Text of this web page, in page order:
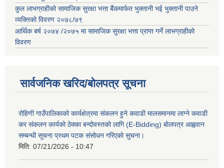
कुल लाभग्राहीको सामाजिक सुरक्षा भत्ता बैंकमार्फत भुक्तानी भई भुक्तानी पाउने
व्यक्तिको विवरण २०७८/७९
आर्थिक बर्ष २०७४ /२०७५ मा सामाजिक सुरक्षा भत्ता प्राप्त गर्ने लाभग्राहीको
विवरण
सार्वजनिक खरिद/बोलपत्र सूचना
रोहिणी गाउँपालिकाको कार्यक्षेत्रमा संकलन हुने कवाडी मालसमानमा लाग्ने कवाडी
कर संकलन कार्यको ठेक्का बन्दोवस्तको लागि (E-Bidding) बोलपत्र आह्ववान
सम्बन्धी सूचना प्रथम पटक संसोधन गरिएको सुचना।
मिति: 07/21/2026 - 10:47